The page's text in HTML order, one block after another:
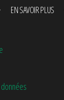
EN SAVOIR PLUS